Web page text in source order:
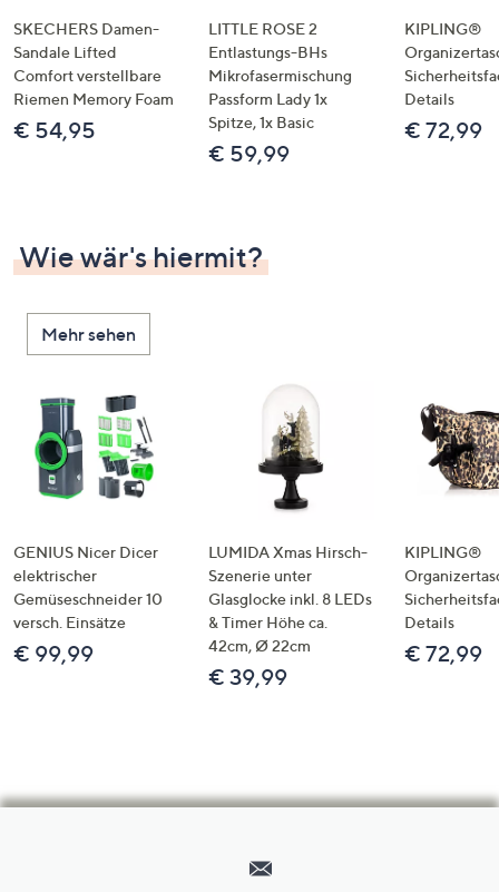
SKECHERS Damen-
Sandale Lifted
Comfort verstellbare
Riemen Memory Foam
€ 54,95
LITTLE ROSE 2
Entlastungs-BHs
Mikrofasermischung
Passform Lady 1x
Spitze, 1x Basic
€ 59,99
KIPLING®
Details
€ 72,99
Wie wär's hiermit?
Mehr sehen
GENIUS Nicer Dicer
elektrischer
Gemüseschneider 10
versch. Einsätze
€ 99,99
LUMIDA Xmas Hirsch-
Szenerie unter
Glasglocke inkl. 8 LEDs
& Timer Höhe ca.
42cm, Ø 22cm
€ 39,99
KIPLING®
Details
€ 72,99